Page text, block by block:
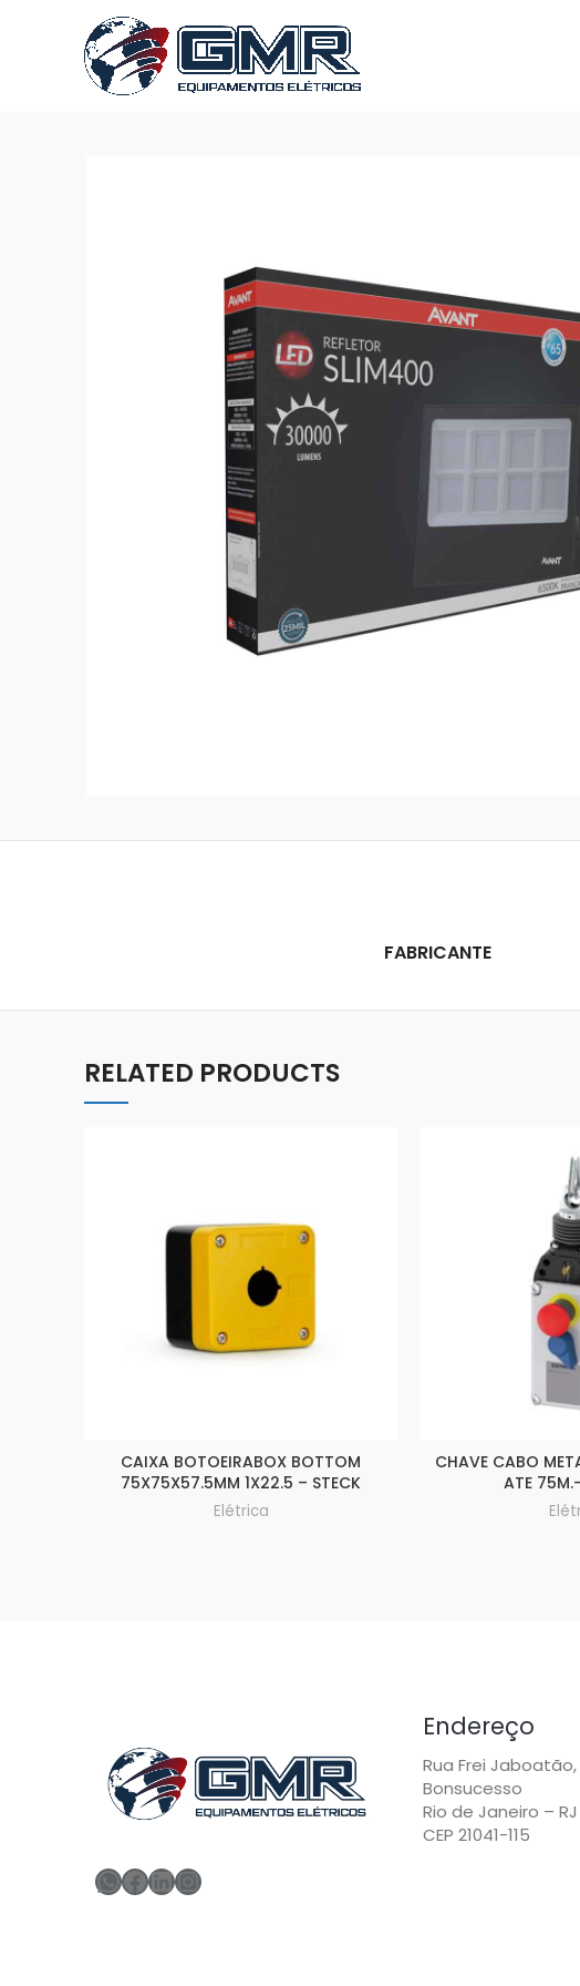
FABRICANTE
RELATED PRODUCTS
CAIXA BOTOEIRABOX BOTTOM
75X75X57.5MM 1X22.5 – STECK
Elétrica
CHAVE CABO
ATE
Endereço
Rua Frei Jaboatão,
Bonsucesso
Rio de Janeiro – RJ
CEP 21041-115